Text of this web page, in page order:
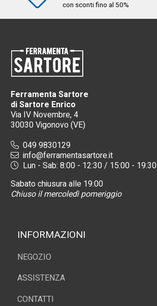
con sconti fino al 50%
Ferramenta Sartore
di Sartore Enrico
Via IV Novembre, 4
30030 Vigonovo (VE)
049 9830129
info@ferramentasartore.it
Lun - Sab: 8:00 - 12:30 / 15:00 - 19:30
Sabato chiusura alle 19:00
Chiuso il mercoledì pomeriggio
INFORMAZIONI
NEGOZIO
ASSISTENZA
CONTATTI